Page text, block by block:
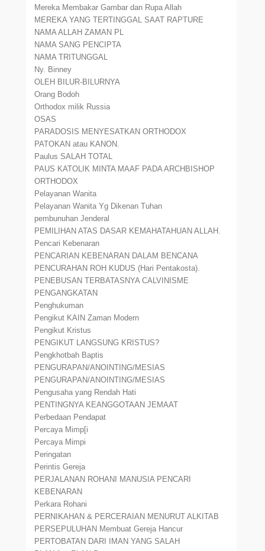
Mereka Membakar Gambar dan Rupa Allah
MEREKA YANG TERTINGGAL SAAT RAPTURE
NAMA ALLAH ZAMAN PL
NAMA SANG PENCIPTA
NAMA TRITUNGGAL
Ny. Binney
OLEH BILUR-BILURNYA
Orang Bodoh
Orthodox milik Russia
OSAS
PARADOSIS MENYESATKAN ORTHODOX
PATOKAN atau KANON.
Paulus SALAH TOTAL
PAUS KATOLIK MINTA MAAF PADA ARCHBISHOP
ORTHODOX
Pelayanan Wanita
Pelayanan Wanita Yg Dikenan Tuhan
pembunuhan Jenderal
PEMILIHAN ATAS DASAR KEMAHATAHUAN ALLAH.
Pencari Kebenaran
PENCARIAN KEBENARAN DALAM BENCANA
PENCURAHAN ROH KUDUS (Hari Pentakosta).
PENEBUSAN TERBATASNYA CALVINISME
PENGANGKATAN
Penghukuman
Pengikut KAIN Zaman Modern
Pengikut Kristus
PENGIKUT LANGSUNG KRISTUS?
Pengkhotbah Baptis
PENGURAPAN/ANOINTING/MESIAS
PENGURAPAN/ANOINTING/MESIAS
Pengusaha yang Rendah Hati
PENTINGNYA KEANGGOTAAN JEMAAT
Perbedaan Pendapat
Percaya Mimp[i
Percaya Mimpi
Peringatan
Perintis Gereja
PERJALANAN ROHANI MANUSIA PENCARI
KEBENARAN
Perkara Rohani
PERNIKAHAN & PERCERAIAN MENURUT ALKITAB
PERSEPULUHAN Membuat Gereja Hancur
PERTOBATAN DARI IMAN YANG SALAH